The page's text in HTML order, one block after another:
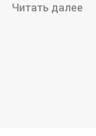
Читать далее